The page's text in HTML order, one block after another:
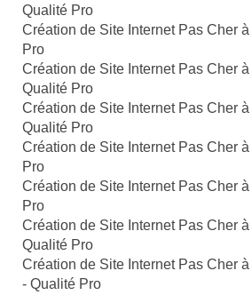
Qualité Pro
Création de Site Internet Pas Cher
Pro
Création de Site Internet Pas Cher
Qualité Pro
Création de Site Internet Pas Cher
Qualité Pro
Création de Site Internet Pas Cher
Pro
Création de Site Internet Pas Cher
Pro
Création de Site Internet Pas Cher
Qualité Pro
Création de Site Internet Pas Cher
- Qualité Pro